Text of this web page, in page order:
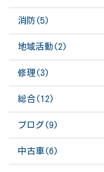
消防(5)
地域活動(2)
修理(3)
総合(12)
ブログ(9)
中古車(6)